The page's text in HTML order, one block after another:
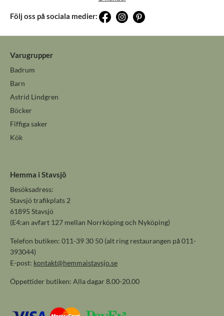
Följ oss på sociala medier:
Varugrupper
Badrum
Barn
Astrid Lindgren
Böcker
Fiffiga saker
Kök
Hemma i Stavsjö
Besöksadress:
Stavsjö trafikplats 2
61895 Stavsjö
(E4:an avfart 127 mellan Norrköping och Nyköping)
Telefon butiken: 011-39 30 50 (alt ring restaurangen på 011-
393044)
E-post: kontakt@hemmaistavsjo.se
Öppettider butiken: Alla dagar 8.00-20.00